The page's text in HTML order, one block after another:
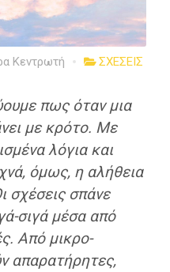
Κεντρωτή ΣΧΕΣΕΙΣ
πως όταν μια
με κρότο. Με
λόγια και
όμως, η αλήθεια
σχέσεις σπάνε
σιγά μέσα από
Από μικρο-
απαρατήρητες,